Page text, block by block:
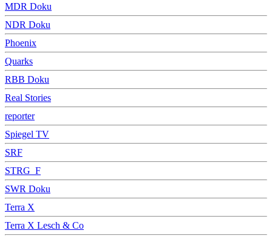
MDR Doku
NDR Doku
Phoenix
Quarks
RBB Doku
Real Stories
reporter
Spiegel TV
SRF
STRG_F
SWR Doku
Terra X
Terra X Lesch & Co